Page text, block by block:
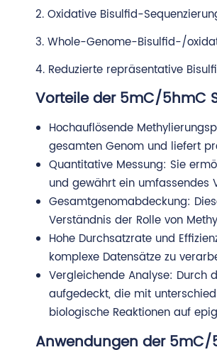
2. Oxidative Bisulfid-
3. Whole-Genome-Bisulfid-/
4. Reduzierte repräsentative
Vorteile der 5mC/5hmC
Hochauflösende
gesamten Genom und liefert
Quantitative Messung: Sie
und gewährt ein umfassendes
Gesamtgenomabdeckung:
Verständnis der Rolle von
Hohe Durchsatzrate und
komplexe Datensätze zu
Vergleichende Analyse: Durch
aufgedeckt, die mit
biologische Reaktionen auf
Anwendungen der